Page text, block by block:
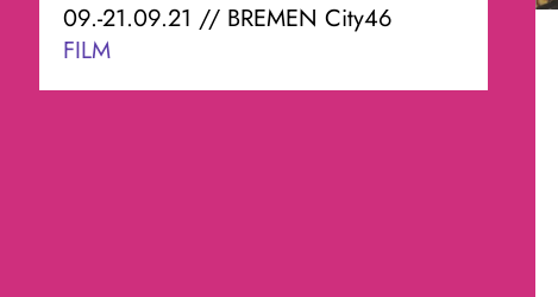
09.-21.09.21 // BREMEN City46
FILM